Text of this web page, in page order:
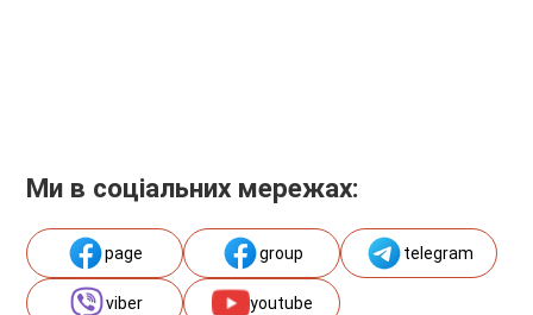
Ми в соціальних мережах:
page group telegram
viber youtube